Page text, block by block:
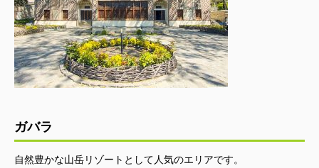
ガバラ
自然豊かな山岳リゾートとして人気のエリアです。